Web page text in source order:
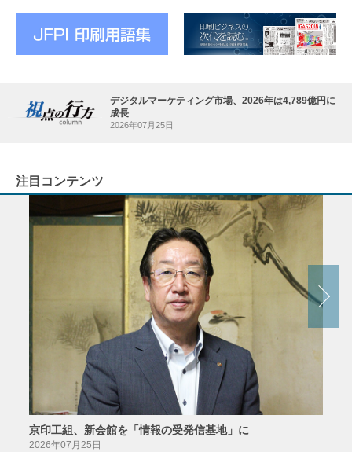
デジタルマーケティング市場、2026年は4,789億円に
成長
2026年07月25日
注目コンテンツ
京印工組、新会館を「情報の受発信基地」に
2026年07月25日